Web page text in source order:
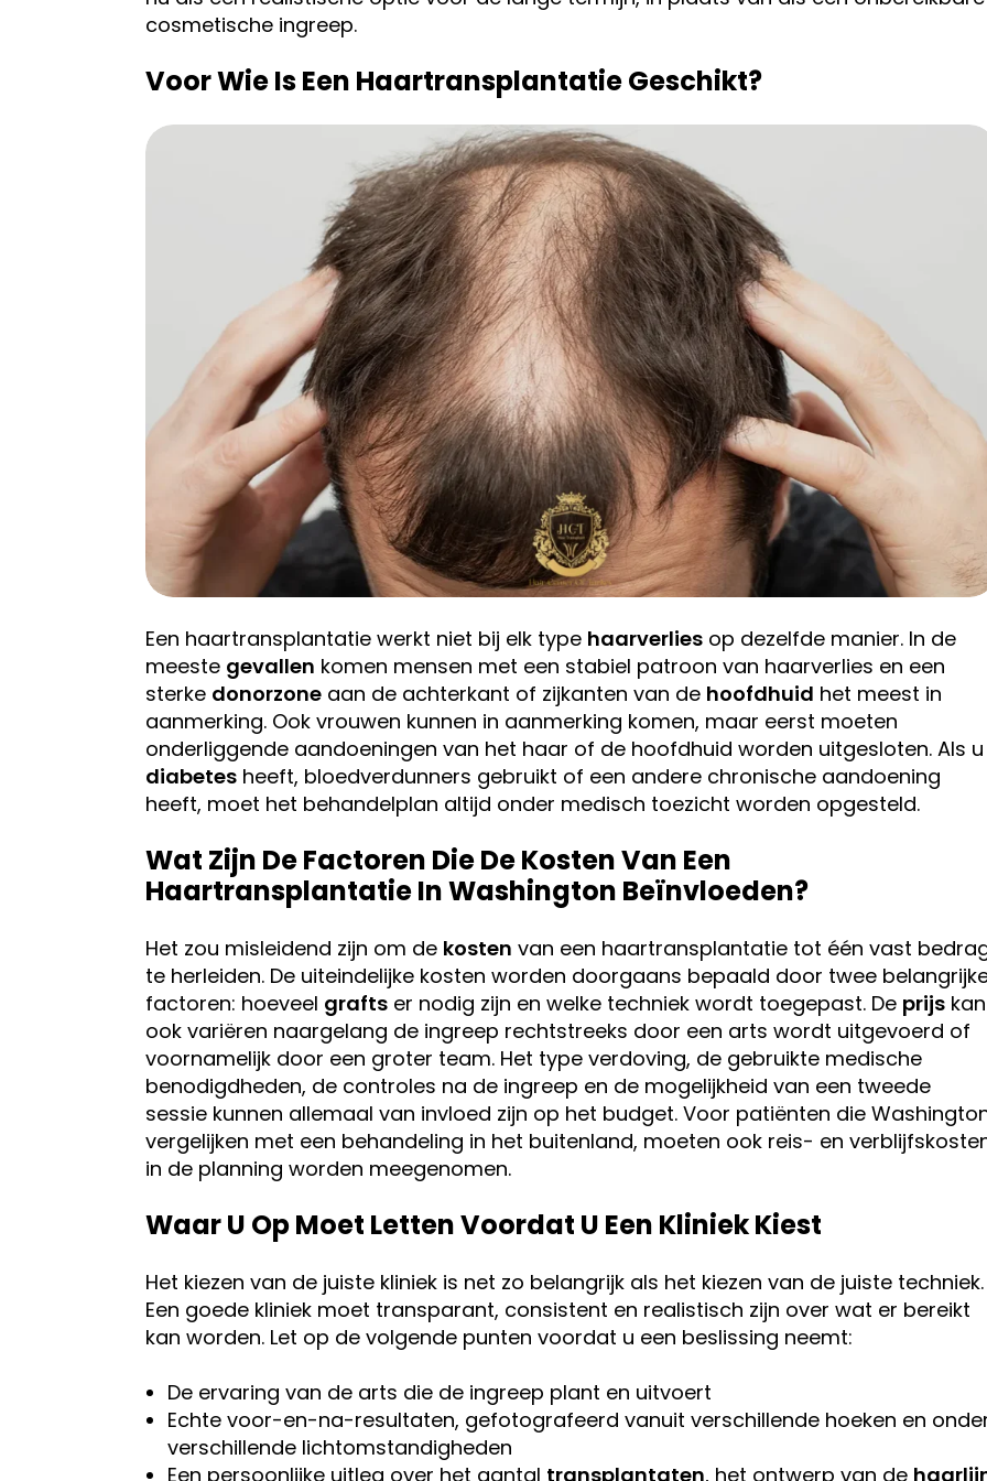
cosmetische ingreep.
Voor Wie Is Een Haartransplantatie Geschikt?
Een haartransplantatie werkt niet bij elk type haarverlies op dezelfde manier. In de
meeste gevallen komen mensen met een stabiel patroon van haarverlies en een
sterke donorzone aan de achterkant of zijkanten van de hoofdhuid het meest in
aanmerking. Ook vrouwen kunnen in aanmerking komen, maar eerst moeten
onderliggende aandoeningen van het haar of de hoofdhuid worden uitgesloten. Als u
diabetes heeft, bloedverdunners gebruikt of een andere chronische aandoening
heeft, moet het behandelplan altijd onder medisch toezicht worden opgesteld.
Wat Zijn De Factoren Die De Kosten Van Een
Haartransplantatie In Washington Beïnvloeden?
Het zou misleidend zijn om de kosten van een haartransplantatie tot één vast
te herleiden. De uiteindelijke kosten worden doorgaans bepaald door twee
factoren: hoeveel grafts er nodig zijn en welke techniek wordt toegepast. De prijs kan
ook variëren naargelang de ingreep rechtstreeks door een arts wordt uitgevoerd of
voornamelijk door een groter team. Het type verdoving, de gebruikte medische
benodigdheden, de controles na de ingreep en de mogelijkheid van een tweede
sessie kunnen allemaal van invloed zijn op het budget. Voor patiënten die
vergelijken met een behandeling in het buitenland, moeten ook reis- en
in de planning worden meegenomen.
Waar U Op Moet Letten Voordat U Een Kliniek Kiest
Het kiezen van de juiste kliniek is net zo belangrijk als het kiezen van de juiste techniek.
Een goede kliniek moet transparant, consistent en realistisch zijn over wat er bereikt
kan worden. Let op de volgende punten voordat u een beslissing neemt:
De ervaring van de arts die de ingreep plant en uitvoert
Echte voor-en-na-resultaten, gefotografeerd vanuit verschillende hoeken en
verschillende lichtomstandigheden
Een persoonlijke uitleg over het aantal transplantaten, het ontwerp van de